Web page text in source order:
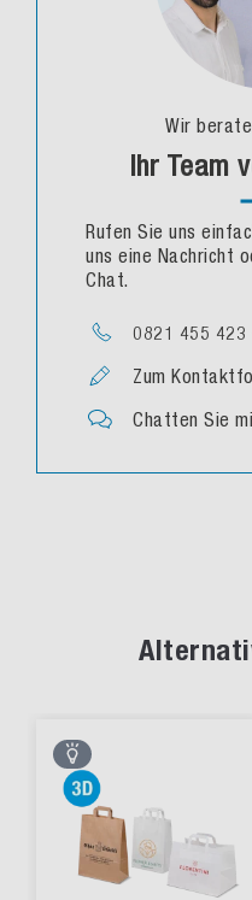
Wir
Ihr Team
Rufen Sie uns
uns eine Nachricht
Chat.
0821 455 423
Zum
Chatten Sie